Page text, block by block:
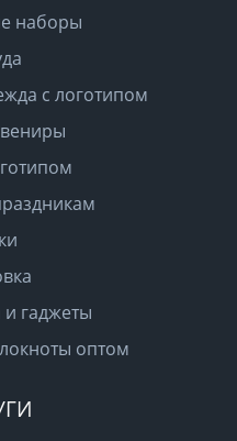
наборы
с логотипом
и гаджеты
оптом